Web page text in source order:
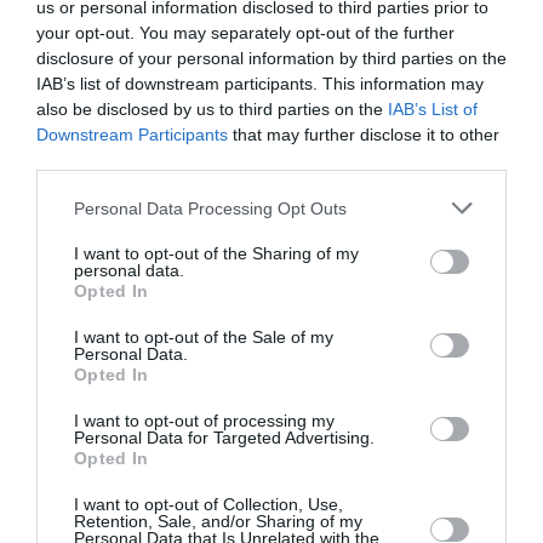
us or personal information disclosed to third parties prior to
your opt-out. You may separately opt-out of the further
disclosure of your personal information by third parties on the
IAB’s list of downstream participants. This information may
also be disclosed by us to third parties on the IAB’s List of
Downstream Participants that may further disclose it to other
Personal Data Processing Opt Outs
I want to opt-out of the Sharing of my
personal data.
Opted In
I want to opt-out of the Sale of my
Personal Data.
Opted In
I want to opt-out of processing my
Personal Data for Targeted Advertising.
Opted In
I want to opt-out of Collection, Use,
Retention, Sale, and/or Sharing of my
Personal Data that Is Unrelated with the
min
Bonjour, pour ceux que ça intéresse. il y a plusieurs vols en
direction Beauvais a partir de l’Aéroport de Béziers Cap
http://www.youtube.com/watch?
Bonne Journée
HAWKa commenté :
7 octobre 2013 - 13 h 55
Flight34
On fait de la pub pour le Beauvais/Beziers, on a peur
que la ligne passe à la trappe aussi cet hiver ?!